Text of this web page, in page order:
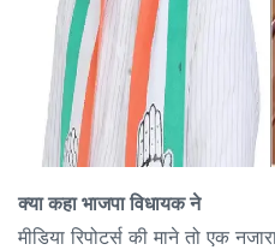
क्या कहा भाजपा विधायक ने
मीडिया रिपोटर्स की माने तो एक